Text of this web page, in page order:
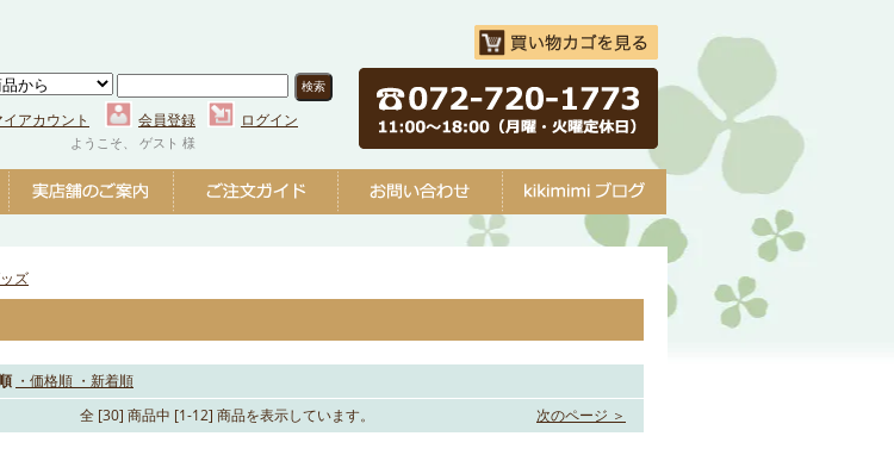
イアカウント 会員登録 ログイン
ようこそ、 ゲスト 様
ズ
・価格順 ・新着順
全 [30] 商品中 [1-12] 商品を表示しています。
次のページ ＞